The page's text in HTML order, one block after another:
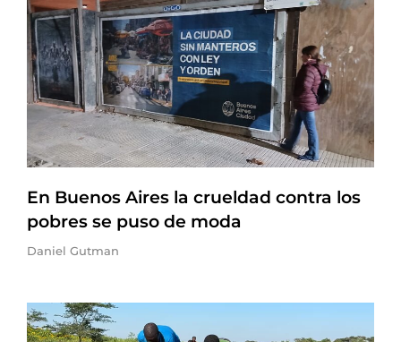
En Buenos Aires la crueldad contra los
pobres se puso de moda
Daniel Gutman